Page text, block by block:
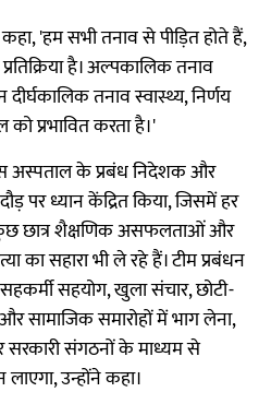
'हम सभी तनाव से पीड़ित होते हैं,
है। अल्पकालिक तनाव
तनाव स्वास्थ्य, निर्णय
प्रभावित करता है।'
अस्पताल के प्रबंध निदेशक और
पर ध्यान केंद्रित किया, जिसमें हर
छात्र शैक्षणिक असफलताओं और
का सहारा भी ले रहे हैं। टीम प्रबंधन
सहयोग, खुला संचार, छोटी-
सामाजिक समारोहों में भाग लेना,
संगठनों के माध्यम से
उन्होंने कहा।